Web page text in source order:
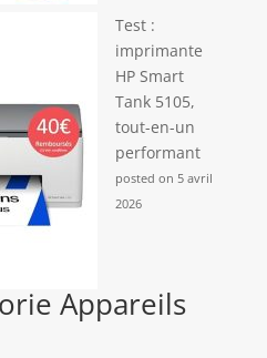
Test :
imprimante
HP Smart
Tank 5105,
tout-en-un
performant
posted on 5 avril
2026
Appareils